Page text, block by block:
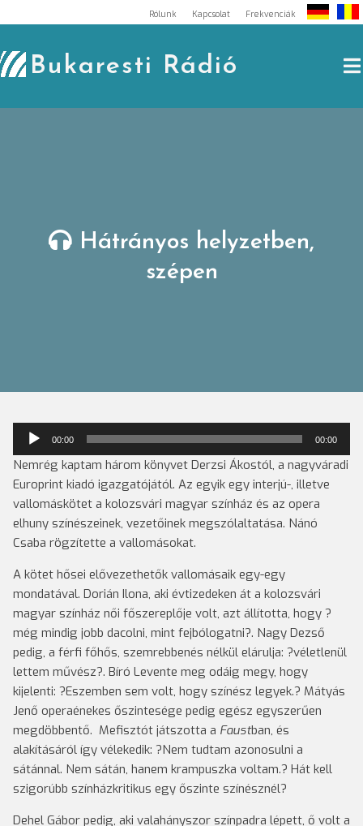
to
content
Rólunk Kapcsolat Frekvenciák
Bukaresti Rádió
Hátrányos helyzetben,
szépen
Audió
lejátszó
00:00 00:00
Nemrég kaptam három könyvet Derzsi Ákostól, a nagyváradi
Europrint kiadó igazgatójától. Az egyik egy interjú-, illetve
vallomáskötet a kolozsvári magyar színház és az opera
elhuny színészeinek, vezetőinek megszólaltatása. Nánó
Csaba rögzítette a vallomásokat.
A kötet hősei elővezethetők vallomásaik egy-egy
mondatával. Dorián Ilona, aki évtizedeken át a kolozsvári
magyar színház női főszereplője volt, azt állította, hogy ?
még mindig jobb dacolni, mint fejbólogatni?. Nagy Dezső
pedig, a férfi főhős, szemrebbenés nélkül elárulja: ?véletlenül
lettem művész?. Bíró Levente meg odáig megy, hogy
kijelenti: ?Eszemben sem volt, hogy színész legyek.? Mátyás
Jenő operaénekes őszintesége pedig egész egyszerűen
megdöbbentő. Mefisztót játszotta a Faustban, és
alakításáról így vélekedik: ?Nem tudtam azonosulni a
sátánnal. Nem sátán, hanem krampuszka voltam.? Hát kell
szigorúbb színházkritikus egy őszinte színésznél?
Dehel Gábor pedig, aki valahányszor színpadra lépett, ő volt a